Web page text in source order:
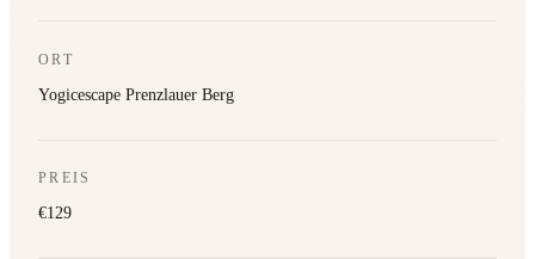
ORT
Yogicescape Prenzlauer Berg
PREIS
€129